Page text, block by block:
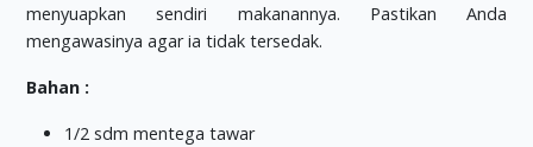
menyuapkan sendiri makanannya. Pastikan Anda
mengawasinya agar ia tidak tersedak.
Bahan :
1/2 sdm mentega tawar